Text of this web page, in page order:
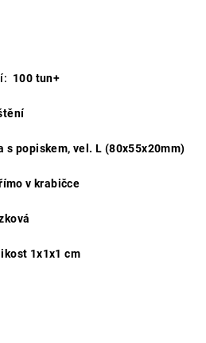
100 tun+
s popiskem, vel. L (80x55x20mm)
v krabičce
1x1x1 cm